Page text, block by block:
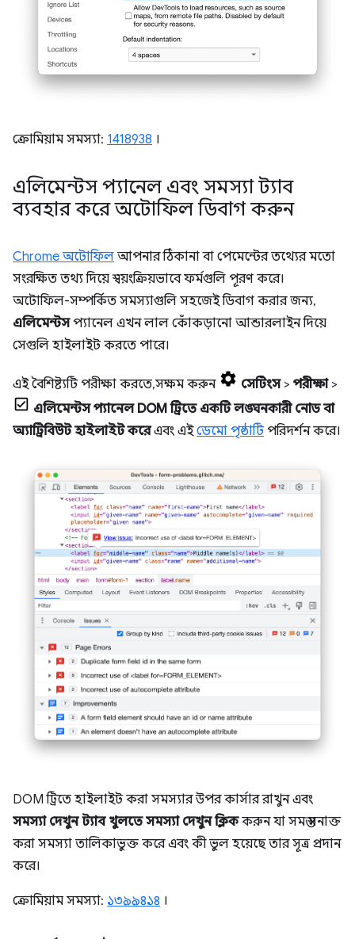
ক্রোমিয়াম সমস্যা: 1418938 ।
এলিমেন্টস প্যানেল এবং সমস্যা ট্যাব
ব্যবহার করে অটোফিল ডিবাগ করুন
Chrome অটোফিল আপনার ঠিকানা বা পেমেন্টের তথ্যের মতো
সংরক্ষিত তথ্য দিয়ে স্বয়ংক্রিয়ভাবে ফর্মগুলি পূরণ করে।
অটোফিল-সম্পর্কিত সমস্যাগুলি সহজেই ডিবাগ করার জন্য,
এলিমেন্টসপ্যানেল এখন লাল কোঁকড়ানো আন্ডারলাইন দিয়ে
সেগুলি হাইলাইট করতে পারে।
এই বৈশিষ্ট্যটি পরীক্ষা করতে, সক্ষম করুন সেটিংস> পরীক্ষা>
এলিমেন্টস প্যানেল DOM ট্রিতে একটি লঙ্ঘনকারী নোড বা
অ্যাট্রিবিউট হাইলাইট করেএবং এইডেমো পৃষ্ঠাটিপরিদর্শন করে।
DOM ট্রিতে হাইলাইট করা সমস্যার উপর কার্সার রাখুন এবং
সমস্যা দেখুন ট্যাব খুলতে সমস্যা দেখুন ক্লিককরুন যা সমস্ত সনাক্ত
করা সমস্যা তালিকাভুক্ত করে এবং কী ভুল হয়েছে তার সূত্র প্রদান
করে।
ক্রোমিয়াম সমস্যা: ১৩৯৯৪১৪ ।